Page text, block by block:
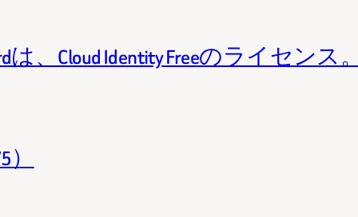
は、Cloud Identity Freeのライセンス